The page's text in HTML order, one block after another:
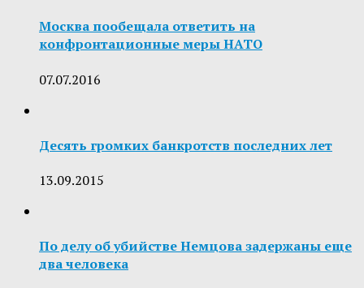
Москва пообещала ответить на
конфронтационные меры НАТО
07.07.2016
Десять громких банкротств последних лет
13.09.2015
По делу об убийстве Немцова задержаны еще
два человека